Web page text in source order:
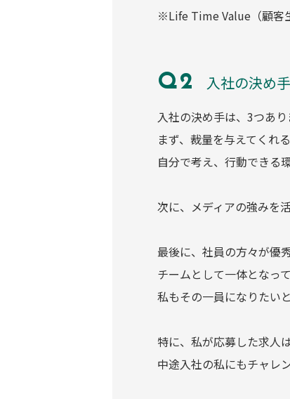
※Life Time Value（顧客
入社の決め
入社の決め手は、3つあり
まず、裁量を与えてくれ
自分で考え、行動できる
次に、メディアの強みを
最後に、社員の方々が優
チームとして一体となっ
私もその一員になりたい
特に、私が応募した求人
中途入社の私にもチャレ